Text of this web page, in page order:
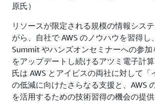
原氏）
リソースが限定される規模の情報シス
がら、自社で AWS のノウハウを習得し
Summit やハンズオンセミナーへの参
をアップデートし続けるアツミ電子計
氏は AWS とアイビスの両社に対して「
の低減に向けたさらなる支援と、AWS
を活用するための技術習得の機会の提